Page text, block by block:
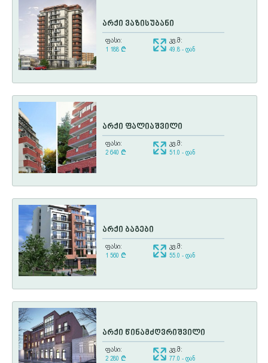
არქი ვაზისუბანი
ფასი:
1 188 ¢
კვ.მ:
49.8 - დან
არქი ფალიაშვილი
ფასი:
2 640 ¢
კვ.მ:
51.0 - დან
არქი ბაგები
ფასი:
1 560 ¢
კვ.მ:
55.0 - დან
არქი წინამძღვრიშვილი
ფასი:
2 280 ¢
კვ.მ:
77.0 - დან